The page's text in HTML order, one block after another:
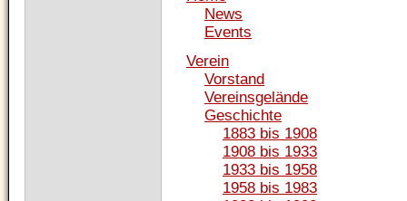
News
Events
Verein
Vorstand
Vereinsgelände
Geschichte
1883 bis 1908
1908 bis 1933
1933 bis 1958
1958 bis 1983